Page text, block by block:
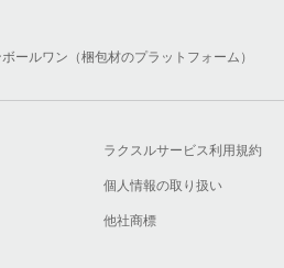
ールワン（梱包材のプラットフォーム）
ラクスルサービス利用規約
個人情報の取り扱い
他社商標